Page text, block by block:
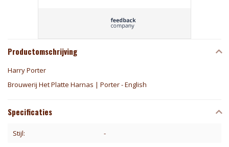
Productomschrijving
Harry Porter
Brouwerij Het Platte Harnas | Porter - English
Specificaties
Stijl: -